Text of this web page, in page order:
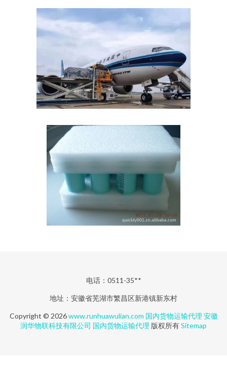
电话：0511-35**
地址：安徽省芜湖市繁昌区新港镇新东村
Copyright © 2026www.runhuawulian.com 国内货物运输代理 安徽
润华物联科技有限公司 国内货物运输代理 版权所有Sitemap